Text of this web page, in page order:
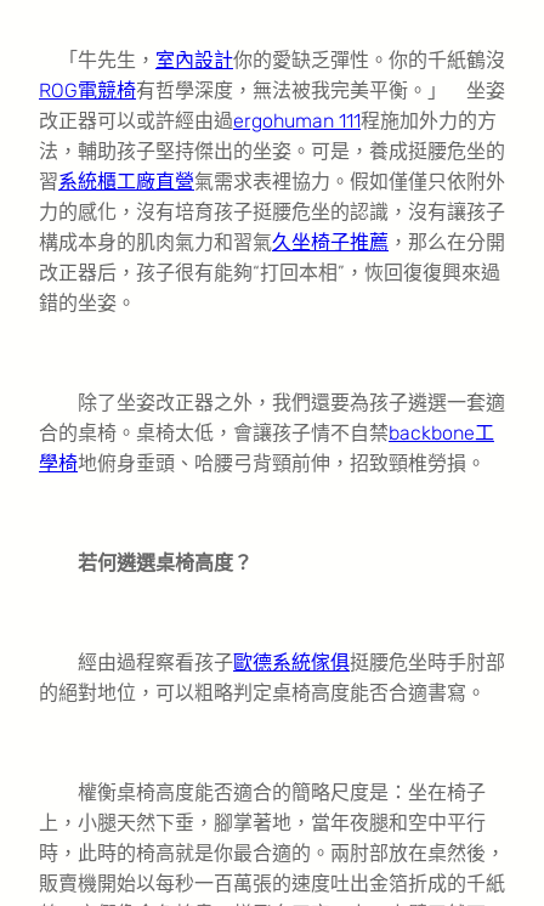
「牛先生， 室內設計你的愛缺乏彈性。你的千紙鶴沒
ROG電競椅有哲學深度，無法被我完美平衡。」 坐姿
改正器可以或許經由過ergohuman 111程施加外力的方
法，輔助孩子堅持傑出的坐姿。可是，養成挺腰危坐的
習系統櫃工廠直營氣需求表裡協力。假如僅僅只依附外
力的感化，沒有培育孩子挺腰危坐的認識，沒有讓孩子
構成本身的肌肉氣力和習氣久坐椅子推薦 ，那么在分開
改正器后，孩子很有能夠“打回本相”，恢回復復興來過
錯的坐姿。
除了坐姿改正器之外，我們還要為孩子遴選一套適
合的桌椅。桌椅太低，會讓孩子情不自禁backbone工
學椅地俯身垂頭、哈腰弓背頸前伸，招致頸椎勞損。
若何遴選桌椅高度？
經由過程察看孩子歐德系統傢俱挺腰危坐時手肘部
的絕對地位，可以粗略判定桌椅高度能否合適書寫。
權衡桌椅高度能否適合的簡略尺度是：坐在椅子
上，小腿天然下垂，腳掌著地，當年夜腿和空中平行
時，此時的椅高就是你最合適的。兩肘部放在桌然後，
販賣機開始以每秒一百萬張的速度吐出金箔折成的千紙